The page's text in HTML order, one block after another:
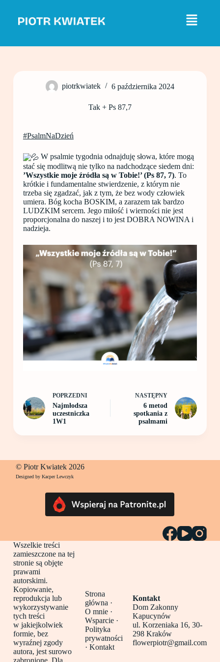
j
piotrkwiatek 6 października 2024
Tak + Ps 87,7
#PsalmNaDzień
W psalmie tygodnia odnajduję słowa, które mogą
stać się modlitwą nie tylko na nadchodzące siedem dni:
’Wszystkie moje źródła są w Tobie!’ (Ps 87, 7). To
krótkie i fundamentalne stwierdzenie, z którym nie
trzeba się zgadzać, jak z tym, że bez wody człowiek
umiera. Bóg kocha BOSKIM, a zarazem tak bardzo
LUDZKIM sercem. Jego miłość i wierności nie jest
proporcjonalna do naszej i to jest DOBRA NOWINA i
nadzieja.
POPRZEDNI
Najmłodsza
uczestniczka
1W1
NASTĘPNY
6 metod
spotkania z
psalmami
© Piotr Kwiatek 2026
Designed by Kacper Lewczyk
Wszelkie treści
zamieszczone na tej
stronie są objęte
prawami
autorskimi.
Kopiowanie,
reprodukcja lub
wykorzystywanie
tych treści
w jakiejkolwiek
formie, bez
wyraźnej zgody
autora, jest surowo
Strona
główna ·
O mnie ·
Wsparcie ·
Polityka
prywatności
·Kontakt
Kontakt
Dom Zakonny
Kapucynów
ul. Korzeniaka 16, 30-
298 Kraków
flowerpiotr@gmail.com